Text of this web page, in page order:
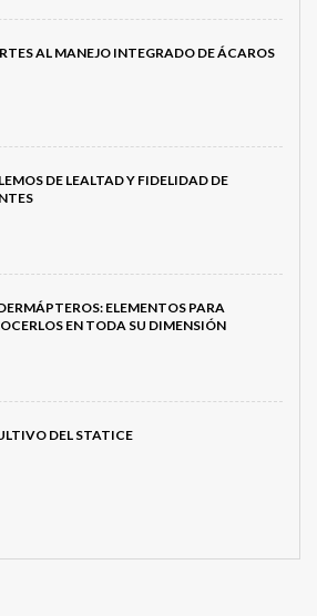
AL MANEJO INTEGRADO DE ÁCAROS
DE LEALTAD Y FIDELIDAD DE
ELEMENTOS PARA
EN TODA SU DIMENSIÓN
DEL STATICE